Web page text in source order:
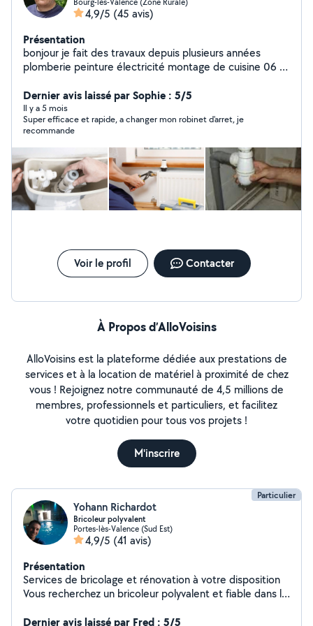
4,9/5 (45 avis)
Présentation
bonjour je fait des travaux depuis plusieurs années
plomberie peinture électricité montage de cuisine 06 16
et intervention rapide travail soigné ma priorité votre
satisfaction! dans un périmètre de 10km de bourg les
valence Le week-end je ne fait plus de bricolage je suis
dj
Dernier avis laissé par Sophie : 5/5
Il y a 5 mois
Super efficace et rapide, a changer mon robinet d'arret, je
recommande
Voir le profil Contacter
À Propos d’AlloVoisins
AlloVoisins est la plateforme dédiée aux prestations de
services et à la location de matériel à proximité de chez
vous ! Rejoignez notre communauté de 4,5 millions de
membres, professionnels et particuliers, et facilitez
votre quotidien pour tous vos projets !
M'inscrire
Particulier
Yohann Richardot
Bricoleur polyvalent
Portes-lès-Valence (Sud Est)
4,9/5 (41 avis)
Présentation
Services de bricolage et rénovation à votre disposition
Vous recherchez un bricoleur polyvalent et fiable dans la
expérience à votre service : Peinture & décoration
Dernier avis laissé par Fred : 5/5